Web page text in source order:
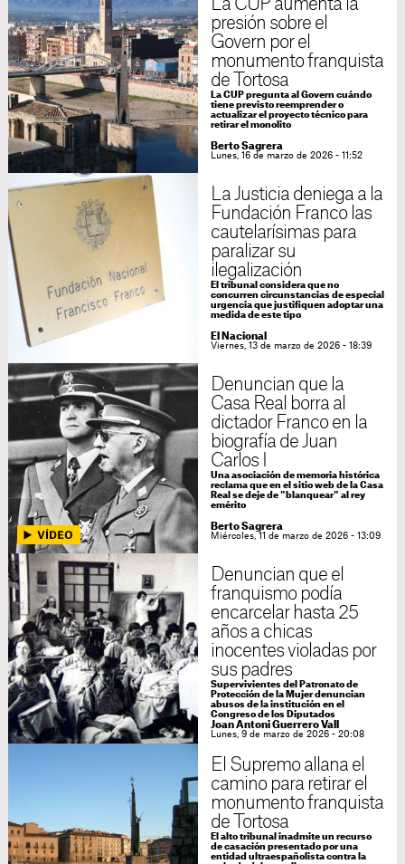
La CUP aumenta la
presión sobre el
Govern por el
monumento franquista
de Tortosa
La CUP pregunta al Govern cuándo
tiene previsto reemprender o
actualizar el proyecto técnico para
retirar el monolito
Berto Sagrera
Lunes, 16 de marzo de 2026 - 11:52
La Justicia deniega a la
Fundación Franco las
cautelarísimas para
paralizar su
ilegalización
El tribunal considera que no
concurren circunstancias de especial
urgencia que justifiquen adoptar una
medida de este tipo
El Nacional
Viernes, 13 de marzo de 2026 - 18:39
Denuncian que la
Casa Real borra al
dictador Franco en la
biografía de Juan
Carlos I
Una asociación de memoria histórica
reclama que en el sitio web de la Casa
Real se deje de "blanquear" al rey
emérito
Berto Sagrera
Miércoles, 11 de marzo de 2026 - 13:09
Denuncian que el
franquismo podía
encarcelar hasta 25
años a chicas
inocentes violadas por
sus padres
Supervivientes del Patronato de
Protección de la Mujer denuncian
abusos de la institución en el
Congreso de los Diputados
Joan Antoni Guerrero Vall
Lunes, 9 de marzo de 2026 - 20:08
El Supremo allana el
camino para retirar el
monumento franquista
de Tortosa
El alto tribunal inadmite un recurso
de casación presentado por una
entidad ultraespañolista contra la